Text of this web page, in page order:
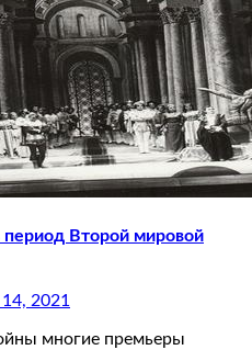
период Второй мировой
2021
многие премьеры